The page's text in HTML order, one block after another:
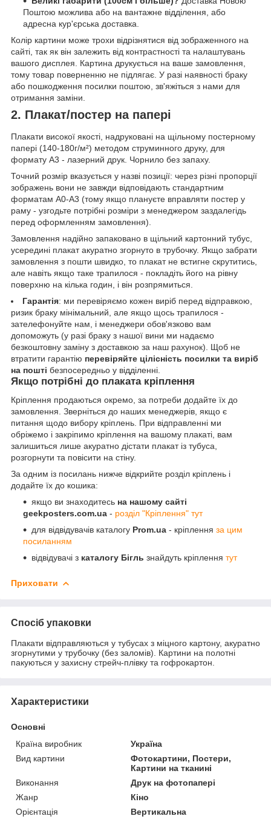
Поштою можлива або на вантажне відділення, або
адресна кур'єрська доставка.
Колір картини може трохи відрізнятися від зображенного на
сайті, так як він залежить від контрастності та налаштувань
вашого дисплея. Картина друкується на ваше замовлення,
тому товар поверненню не підлягає. У разі наявності браку
або пошкодження посилки поштою, зв'яжіться з нами для
отримання заміни.
2. Плакат/постер на папері
Плакати високої якості, надруковані на щільному постерному
папері (140-180г/м²) методом струминного друку, для
формату А3 - лазерний друк. Чорнило без запаху.
Точний розмір вказується у назві позиції: через різні пропорції
зображень вони не завжди відповідають стандартним
форматам А0-А3 (тому якщо плануєте вправляти постер у
раму - узгодьте потрібні розміри з менеджером заздалегідь
перед оформленням замовлення).
Замовлення надійно запаковано в щільний картонний тубус,
усередині плакат акуратно згорнуто в трубочку. Якщо забрати
замовлення з пошти швидко, то плакат не встигне скрутитись,
але навіть якщо таке трапилося - покладіть його на рівну
поверхню на кілька годин, і він розпрямиться.
Гарантія: ми перевіряємо кожен виріб перед відправкою,
ризик браку мінімальний, але якщо щось трапилося -
зателефонуйте нам, і менеджери обов'язково вам
допоможуть (у разі браку з нашої вини ми надаємо
безкоштовну заміну з доставкою за наш рахунок). Щоб не
втратити гарантію перевіряйте цілісність посилки та виріб
на пошті безпосередньо у відділенні.
Якщо потрібні до плаката кріплення
Кріплення продаються окремо, за потреби додайте їх до
замовлення. Зверніться до наших менеджерів, якщо є
питання щодо вибору кріплень. При відправленні ми
обріжемо і закріпимо кріплення на вашому плакаті, вам
залишиться лише акуратно дістати плакат із тубуса,
розгорнути та повісити на стіну.
За одним із посилань нижче відкрийте розділ кріплень і
додайте їх до кошика:
якщо ви знаходитесь на нашому сайті
geekposters.com.ua - розділ "Кріплення" тут
для відвідувачів каталогу Prom.ua - кріплення за цим
посиланням
відвідувачі з каталогу Бігль знайдуть кріплення тут
Приховати
Спосіб упаковки
Плакати відправляються у тубусах з міцного картону, акуратно
згорнутими у трубочку (без заломів). Картини на полотні
пакуються у захисну стрейч-плівку та гофрокартон.
Характеристики
Основні
Країна виробник
Україна
Вид картини
Фотокартини, Постери,
Картини на тканині
Виконання
Друк на фотопапері
Жанр
Кіно
Орієнтація
Вертикальна